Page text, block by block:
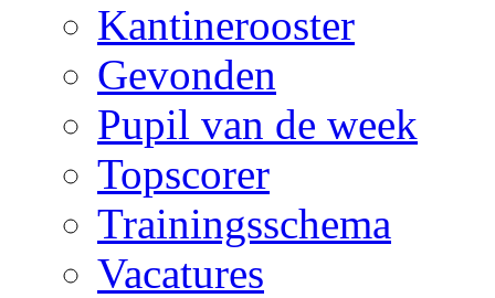
Kantinerooster
Gevonden
Pupil van de week
Topscorer
Trainingsschema
Vacatures